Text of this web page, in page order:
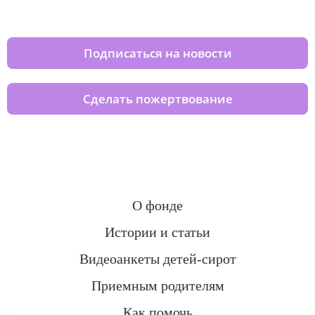
Подписаться на новости
Сделать пожертвование
О фонде
Истории и статьи
Видеоанкеты детей-сирот
Приемным родителям